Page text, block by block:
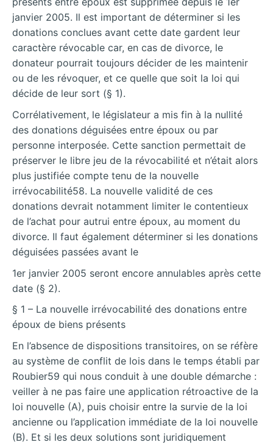
janvier 2005. Il est important de déterminer si les
donations conclues avant cette date gardent leur
caractère révocable car, en cas de divorce, le
donateur pourrait toujours décider de les maintenir
ou de les révoquer, et ce quelle que soit la loi qui
décide de leur sort (§ 1).
Corrélativement, le législateur a mis fin à la nullité
des donations déguisées entre époux ou par
personne interposée. Cette sanction permettait de
préserver le libre jeu de la révocabilité et n’était alors
plus justifiée compte tenu de la nouvelle
irrévocabilité58. La nouvelle validité de ces
donations devrait notamment limiter le contentieux
de l’achat pour autrui entre époux, au moment du
divorce. Il faut également déterminer si les donations
déguisées passées avant le
1er janvier 2005 seront encore annulables après cette
date (§ 2).
§ 1 – La nouvelle irrévocabilité des donations entre
époux de biens présents
En l’absence de dispositions transitoires, on se réfère
au système de conflit de lois dans le temps établi par
Roubier59 qui nous conduit à une double démarche :
veiller à ne pas faire une application rétroactive de la
loi nouvelle (A), puis choisir entre la survie de la loi
ancienne ou l’application immédiate de la loi nouvelle
(B). Et si les deux solutions sont juridiquement